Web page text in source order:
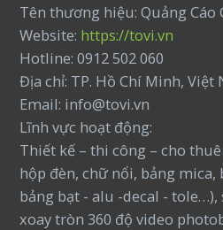
Tên thương hiệu: Quảng Cáo
Website: https://tovi.vn
Hotline: 0912 502 060
Địa chỉ: TP. Hồ Chí Minh, Việt
Email: info@tovi.vn
Lĩnh vực hoạt động:
Thiết kế – thi công – cho
hộp đèn, chữ nổi, bảng mica,
bảng bạt - alu -decal -
xoay tròn 360 độ video